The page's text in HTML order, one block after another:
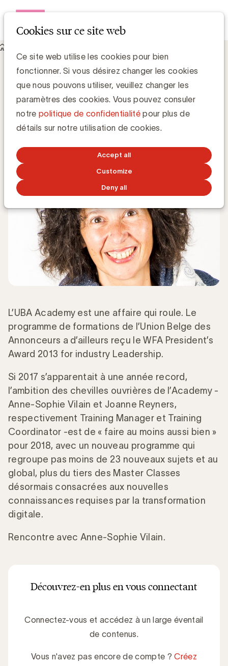
Cookies sur ce site web
Ce site web utilise les cookies pour bien
fonctionner. Si vous désirez changer les cookies
que nous pouvons utiliser, veuillez changer les
paramètres des cookies. Vous pouvez consuler
notre politique de confidentialitépour plus de
détails sur notre utilisation de cookies.
Accept all
Customize
Deny all
Rencontre avec Anne-Sophie Vilain sur l'UBA Academy
Rencontre avec Anne-Sophie Vilain sur
l'UBA Academy
Media Marketing
L’UBA Academy est une affaire qui roule. Le
programme de formations de l’Union Belge des
Annonceurs a d’ailleurs reçu le WFA President’s
Award 2013 for industry Leadership.
Si 2017 s’apparentait à une année record,
l’ambition des chevilles ouvrières de l’Academy -
Anne-Sophie Vilain et Joanne Reyners,
respectivement Training Manager et Training
Coordinator -est de « faire au moins aussi bien »
pour 2018, avec un nouveau programme qui
regroupe pas moins de 23 nouveaux sujets et au
global, plus du tiers des Master Classes
désormais consacrées aux nouvelles
connaissances requises par la transformation
digitale.
Rencontre avec Anne-Sophie Vilain.
Découvrez-en plus en vous connectant
Connectez-vous et accédez à un large éventail
de contenus.
Vous n'avez pas encore de compte ?Créez